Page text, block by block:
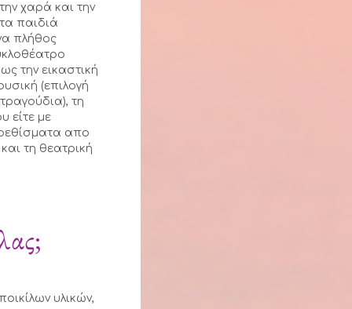
χαρά και την
παιδιά
πλήθος
την εικαστική
(επιλογή
τη
είτε με
απο
τη θεατρική
υλικών,